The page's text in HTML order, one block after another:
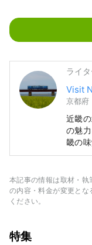
ライ
Visit
京都府
近畿
の魅
畿の
けに
の味
ツ「
本記事の情報は取材・執
の内容・料金が変更と
ください。
特集